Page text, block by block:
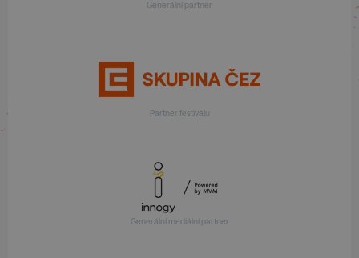
Generální partner
Partner festivalu
Generální mediální partner